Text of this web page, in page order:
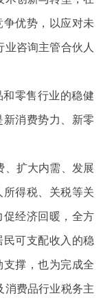
优势，以应对未
业咨询主管合伙人
和零售行业的稳健
消费势力、新零
、扩大内需、发展
得税、关税等关
经济回暖，全方
可支配收入的稳
撑，也为完成全
消费品行业税务主